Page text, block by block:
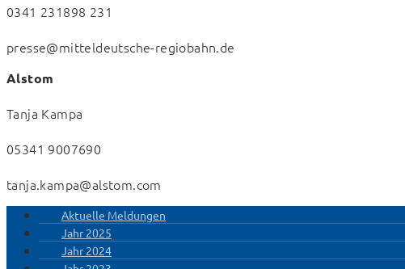
0341 231898 231
presse@mitteldeutsche-regiobahn.de
Alstom
Tanja Kampa
05341 9007690
tanja.kampa@alstom.com
Aktuelle Meldungen
Jahr 2025
Jahr 2024